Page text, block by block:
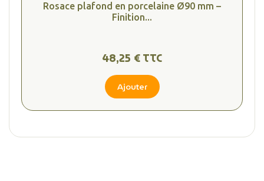
Rosace plafond en porcelaine Ø90 mm –
Finition...
48,25 € TTC
Ajouter